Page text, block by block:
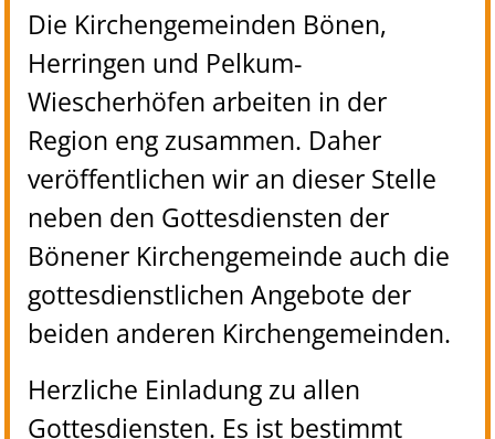
Die Kirchengemeinden Bönen,
Herringen und Pelkum-
Wiescherhöfen arbeiten in der
Region eng zusammen. Daher
veröffentlichen wir an dieser Stelle
neben den Gottesdiensten der
Bönener Kirchengemeinde auch die
gottesdienstlichen Angebote der
beiden anderen Kirchengemeinden.
Herzliche Einladung zu allen
Gottesdiensten. Es ist bestimmt